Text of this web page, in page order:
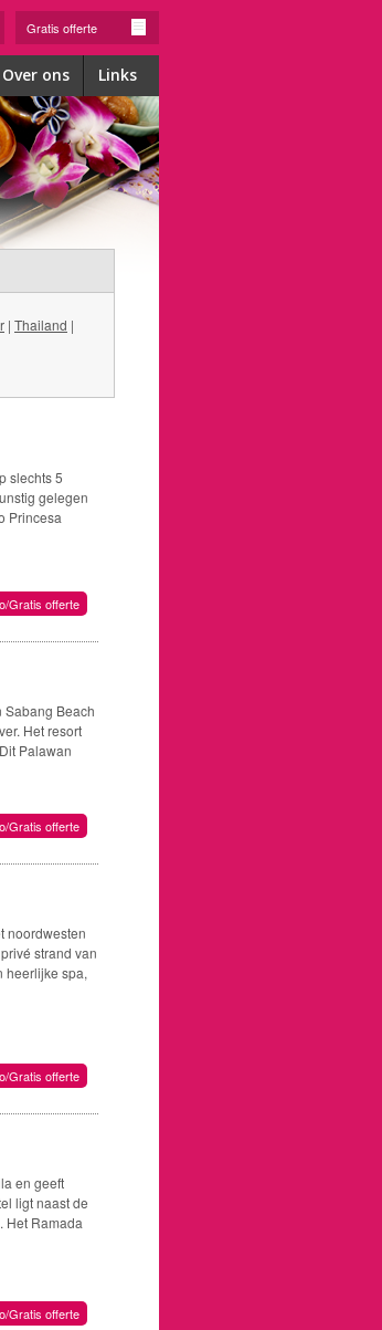
Gratis offerte
Over ons Links
| Thailand |
slechts 5
gelegen
Princesa
Gratis offerte
Sabang Beach
Het resort
Palawan
Gratis offerte
noordwesten
strand van
heerlijke spa,
Gratis offerte
en geeft
ligt naast de
Het Ramada
Gratis offerte